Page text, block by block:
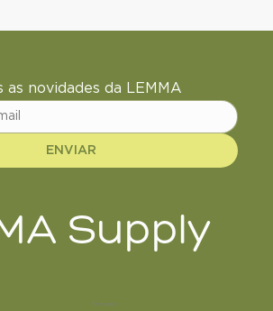
as novidades da LEMMA
ENVIAR
Supply
Conteúdos